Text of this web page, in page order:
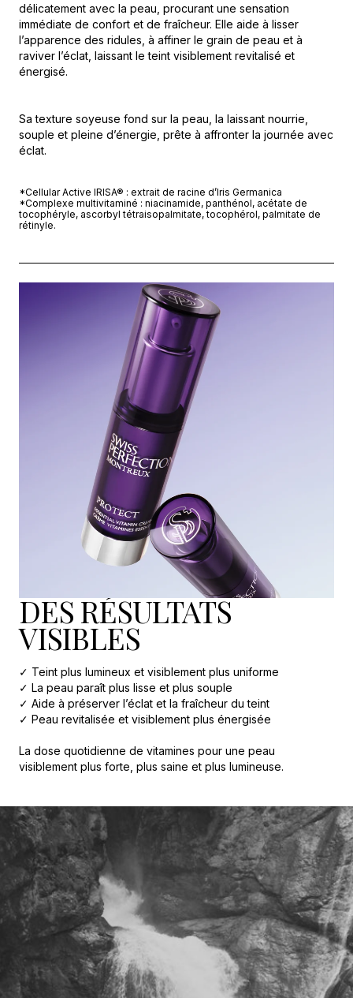
délicatement avec la peau, procurant une sensation
immédiate de confort et de fraîcheur. Elle aide à lisser
l’apparence des ridules, à affiner le grain de peau et à
raviver l’éclat, laissant le teint visiblement revitalisé et
énergisé.
Sa texture soyeuse fond sur la peau, la laissant nourrie,
souple et pleine d’énergie, prête à affronter la journée avec
éclat.
*Cellular Active IRISA® : extrait de racine d’Iris Germanica
*Complexe multivitaminé : niacinamide, panthénol, acétate de
tocophéryle, ascorbyl tétraisopalmitate, tocophérol, palmitate de
rétinyle.
DES RÉSULTATS
VISIBLES
✓ Teint plus lumineux et visiblement plus uniforme
✓ La peau paraît plus lisse et plus souple
✓ Aide à préserver l’éclat et la fraîcheur du teint
✓ Peau revitalisée et visiblement plus énergisée
La dose quotidienne de vitamines pour une peau
visiblement plus forte, plus saine et plus lumineuse.